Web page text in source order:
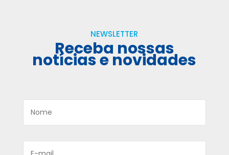
NEWSLETTER
Receba nossas
notícias e novidades